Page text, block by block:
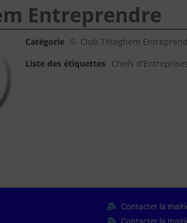
Entreprendre
Catégorie 5- Club Téteghem
Liste des étiquettes
Chefs
Contacter la